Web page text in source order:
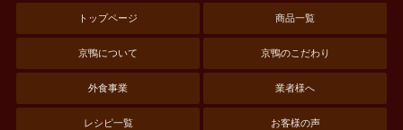
トップページ 商品一覧
京鴨について 京鴨のこだわり
外食事業 業者様へ
レシピ一覧 お客様の声